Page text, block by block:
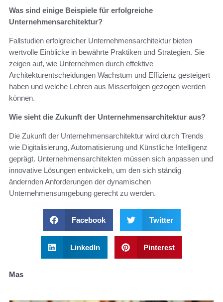
Was sind einige Beispiele für erfolgreiche
Unternehmensarchitektur?
Fallstudien erfolgreicher Unternehmensarchitektur bieten
wertvolle Einblicke in bewährte Praktiken und Strategien. Sie
zeigen auf, wie Unternehmen durch effektive
Architekturentscheidungen Wachstum und Effizienz gesteigert
haben und welche Lehren aus Misserfolgen gezogen werden
können.
Wie sieht die Zukunft der Unternehmensarchitektur aus?
Die Zukunft der Unternehmensarchitektur wird durch Trends
wie Digitalisierung, Automatisierung und Künstliche Intelligenz
geprägt. Unternehmensarchitekten müssen sich anpassen und
innovative Lösungen entwickeln, um den sich ständig
ändernden Anforderungen der dynamischen
Unternehmensumgebung gerecht zu werden.
Facebook Twitter
LinkedIn Pinterest
Mas